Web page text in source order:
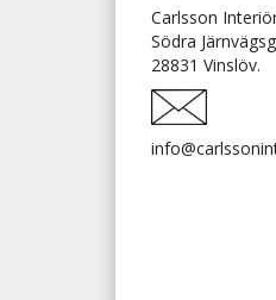
Carlsson
Södra
28831 Vinslöv.